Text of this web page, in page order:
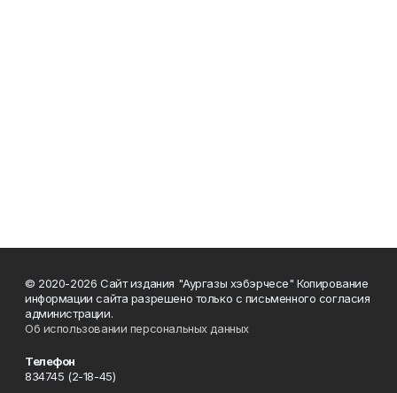
© 2020-2026 Сайт издания "Аургазы хэбэрчесе" Копирование
информации сайта разрешено только с письменного согласия
администрации.
Об использовании персональных данных
Телефон
834745 (2-18-45)